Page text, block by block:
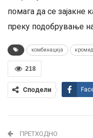
помага да се зајакне
преку подобрување
комбинација кромид
218
Сподели
ПРЕТХОДНО